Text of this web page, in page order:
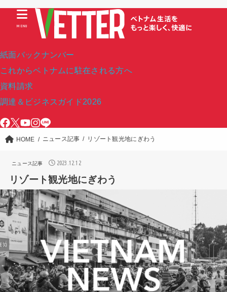
紙面バックナンバー
これからベトナムに駐在される方へ
資料請求
調達＆ビジネスガイド2026
MENU
HOME ニュース記事 リゾート観光地にぎわう
ニュース記事 2023.12.12
リゾート観光地にぎわう